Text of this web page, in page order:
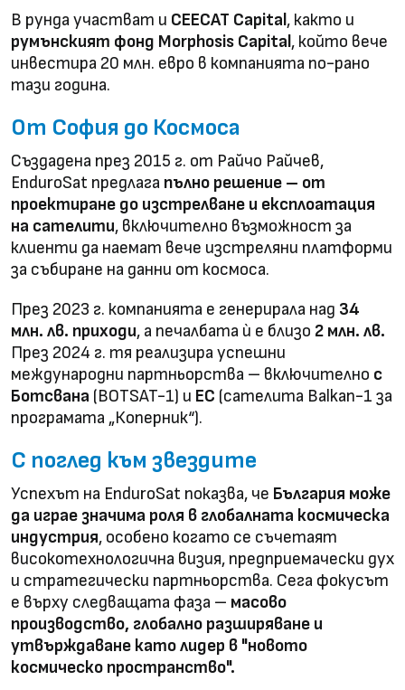
В рунда участват и CEECAT Capital, както и
румънският фонд Morphosis Capital, който вече
инвестира 20 млн. евро в компанията по-рано
тази година.
От София до Космоса
Създадена през 2015 г. от Райчо Райчев,
EnduroSat предлага пълно решение – от
проектиране до изстрелване и експлоатация
на сателити, включително възможност за
клиенти да наемат вече изстреляни платформи
за събиране на данни от космоса.
През 2023 г. компанията е генерирала над 34
млн. лв. приходи, а печалбата ѝ е близо 2 млн. лв.
През 2024 г. тя реализира успешни
международни партньорства – включително с
Ботсвана (BOTSAT-1) и ЕС (сателита Balkan-1 за
програмата „Коперник“).
С поглед към звездите
Успехът на EnduroSat показва, че България може
да играе значима роля в глобалната космическа
индустрия, особено когато се съчетаят
високотехнологична визия, предприемачески дух
и стратегически партньорства. Сега фокусът
е върху следващата фаза – масово
производство, глобално разширяване и
утвърждаване като лидер в "новото
космическо пространство".